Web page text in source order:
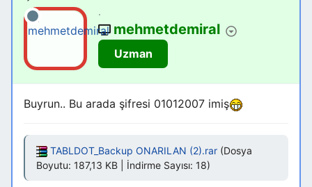
.
mehmetdemiral
Uzman
Buyrun.. Bu arada şifresi 01012007 imiş
TABLDOT_Backup ONARILAN (2).rar(Dosya
Boyutu: 187,13 KB | İndirme Sayısı: 18)